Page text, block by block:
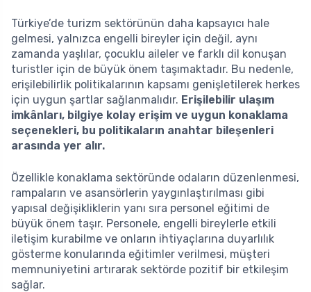
Türkiye’de turizm sektörünün daha kapsayıcı hale
gelmesi, yalnızca engelli bireyler için değil, aynı
zamanda yaşlılar, çocuklu aileler ve farklı dil konuşan
turistler için de büyük önem taşımaktadır. Bu nedenle,
erişilebilirlik politikalarının kapsamı genişletilerek herkes
için uygun şartlar sağlanmalıdır. Erişilebilir ulaşım
imkânları, bilgiye kolay erişim ve uygun konaklama
seçenekleri, bu politikaların anahtar bileşenleri
arasında yer alır.
Özellikle konaklama sektöründe odaların düzenlenmesi,
rampaların ve asansörlerin yaygınlaştırılması gibi
yapısal değişikliklerin yanı sıra personel eğitimi de
büyük önem taşır. Personele, engelli bireylerle etkili
iletişim kurabilme ve onların ihtiyaçlarına duyarlılık
gösterme konularında eğitimler verilmesi, müşteri
memnuniyetini artırarak sektörde pozitif bir etkileşim
sağlar.